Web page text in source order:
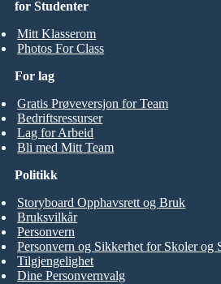
for Studenter
Mitt Klasserom
Photos For Class
For lag
Gratis Prøveversjon for Team
Bedriftsressurser
Lag for Arbeid
Bli med Mitt Team
Politikk
Storyboard Opphavsrett og Bruk
Bruksvilkår
Personvern
Personvern og Sikkerhet for Skoler og
Tilgjengelighet
Dine Personvernvalg